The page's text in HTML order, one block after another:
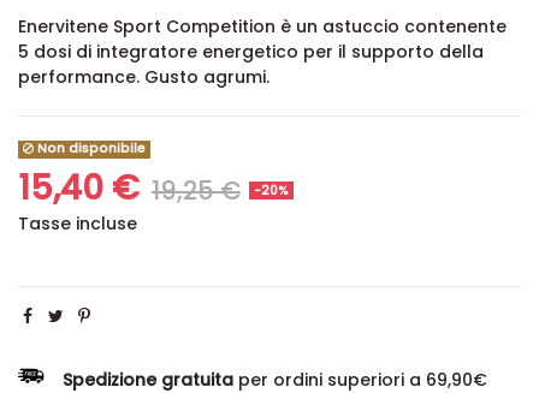
Enervitene Sport Competition è un astuccio contenente
5 dosi di integratore energetico per il supporto della
performance. Gusto agrumi.
Non disponibile
15,40 € 19,25 € -20%
Tasse incluse
Spedizione gratuita per ordini superiori a 69,90€